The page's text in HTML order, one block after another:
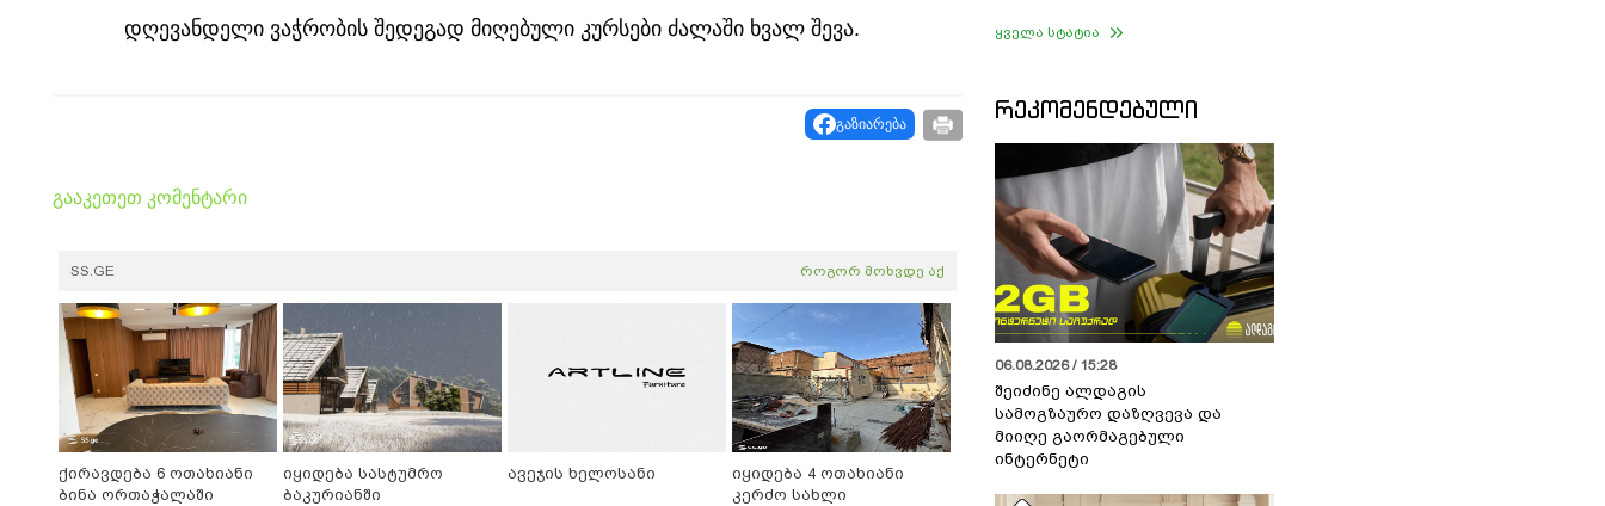
დღევანდელი ვაჭრობის შედეგად მიღებული კურსები ძალაში ხვალ შევა.
გაზიარება
გააკეთეთ კომენტარი
SS.GE როგორ მოხვდე აქ
ქირავდება 6 ოთახიანი
ბინა ორთაჭალაში
იყიდება სასტუმრო
ბაკურიანში
ავეჯის ხელოსანი
იყიდება 4 ოთახიანი
კერძო სახლი
ყველა სტატია
ᲠᲔᲙᲝᲛᲔᲜᲓᲔᲑᲣᲚᲘ
06.08.2026 / 15:28
შეიძინე ალდაგის
სამოგზაურო დაზღვევა და
მიიღე გაორმაგებული
ინტერნეტი